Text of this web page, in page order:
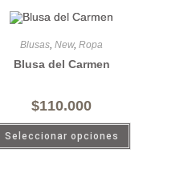
Blusas, New, Ropa
Blusa del Carmen
$110.000
Seleccionar opciones